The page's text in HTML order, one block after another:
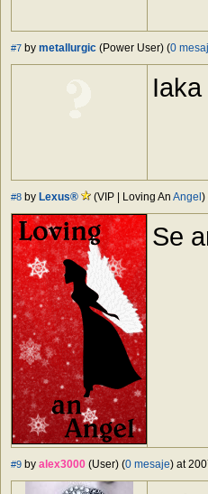
#7 by metallurgic (Power User) (0
#8 by Lexus® (VIP | Loving An Angel )
Se
#9 by alex3000 (User) (0 mesaje) at